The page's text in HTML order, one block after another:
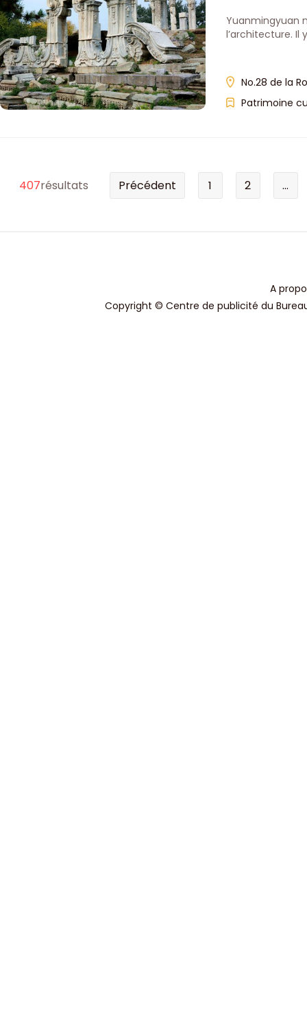
Yuanmingyuan
l’architecture. Il
No.28 de la
Patrimoine
407résultats Précédent 1 2 ...
A
Copyright © Centre de publicité du